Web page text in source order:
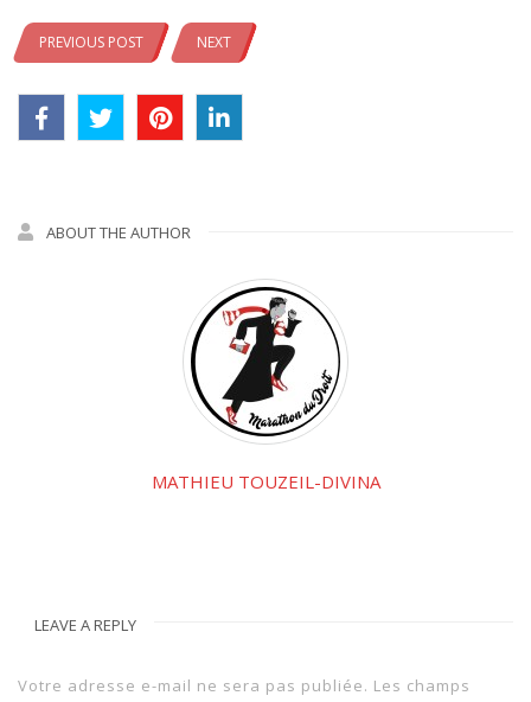
PREVIOUS POST NEXT
ABOUT THE AUTHOR
MATHIEU TOUZEIL-DIVINA
LEAVE A REPLY
Votre adresse e-mail ne sera pas publiée. Les champs